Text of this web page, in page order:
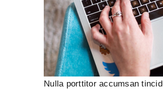
Nulla porttitor accumsan